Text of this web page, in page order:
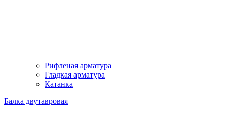
Рифленая арматура
Гладкая арматура
Катанка
Балка двутавровая